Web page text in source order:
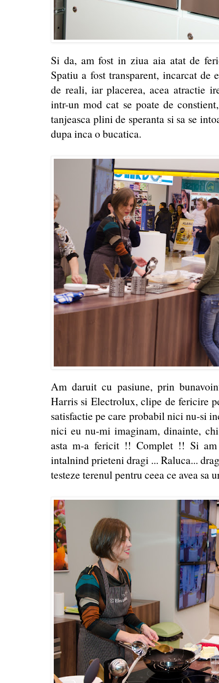
Si da, am fost in ziua aia atat de
Spatiu a fost transparent, incarcat de
de reali, iar placerea, acea atractie
intr-un mod cat se poate de
tanjeasca plini de speranta si sa se
dupa inca o bucatica.
Am daruit cu pasiune, prin
Harris si Electrolux, clipe de fericire
satisfactie pe care probabil nici nu-si
nici eu nu-mi imaginam, dinainte,
asta m-a fericit !! Complet !! Si
intalnind prieteni dragi ... Raluca...
testeze terenul pentru ceea ce avea sa